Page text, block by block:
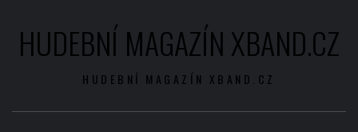
HUDEBNÍ MAGAZÍN XBAND.CZ
HUDEBNÍ MAGAZÍN XBAND.CZ